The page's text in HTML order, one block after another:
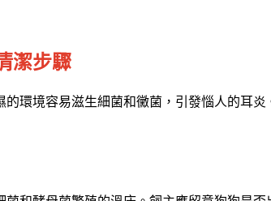
潔步驟
環境容易滋生細菌和黴菌，引發惱人的耳炎